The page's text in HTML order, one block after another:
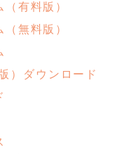
（有料版）
（無料版）
）ダウンロード